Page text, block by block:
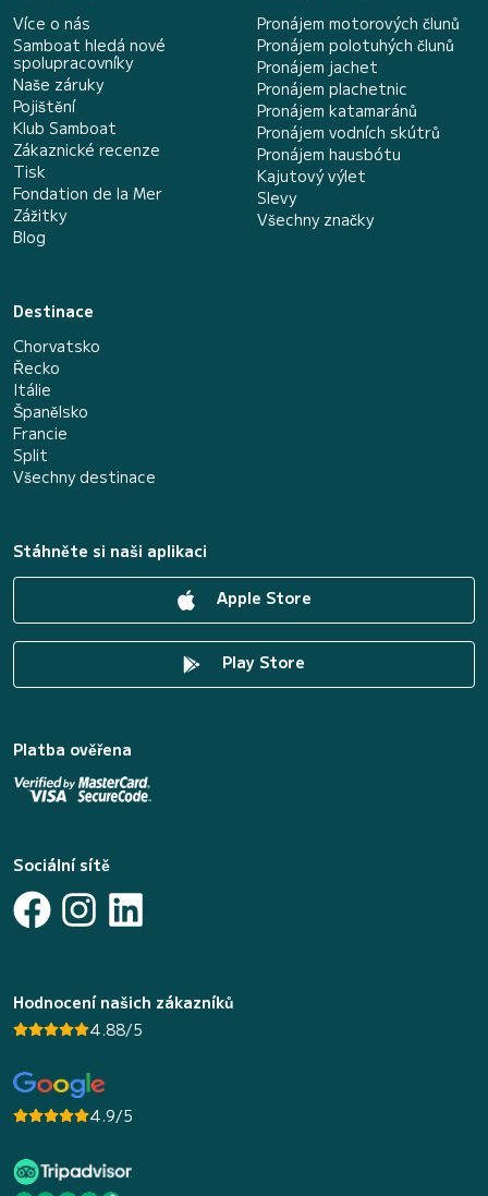
Více o nás
Samboat hledá nové
spolupracovníky
Naše záruky
Pojištění
Klub Samboat
Zákaznické recenze
Tisk
Fondation de la Mer
Zážitky
Blog
Pronájem motorových člunů
Pronájem polotuhých člunů
Pronájem jachet
Pronájem plachetnic
Pronájem katamaránů
Pronájem vodních skútrů
Pronájem hausbótu
Kajutový výlet
Slevy
Všechny značky
Destinace
Chorvatsko
Řecko
Itálie
Španělsko
Francie
Split
Všechny destinace
Stáhněte si naši aplikaci
Apple Store
Play Store
Platba ověřena
Sociální sítě
Hodnocení našich zákazníků
4.88/5
4.9/5